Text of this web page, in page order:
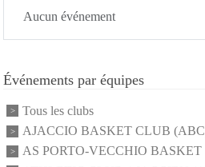
Aucun événement
Événements par équipes
Tous les clubs
AJACCIO BASKET CLUB
AS PORTO-VECCHIO